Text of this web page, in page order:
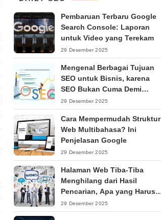
Pembaruan Terbaru Google
Search Console: Laporan
untuk Video yang Terekam
29 Desember 2025
Mengenal Berbagai Tujuan
SEO untuk Bisnis, karena
SEO Bukan Cuma Demi
Ranking
29 Desember 2025
Cara Mempermudah Struktur
Web Multibahasa? Ini
Penjelasan Google
29 Desember 2025
Halaman Web Tiba-Tiba
Menghilang dari Hasil
Pencarian, Apa yang Harus
Dilakukan?
29 Desember 2025